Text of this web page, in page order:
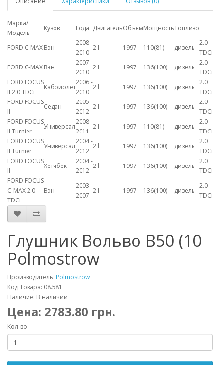
Марка/
Модель
Кузов Года ДвигательОбъемМощностьТопливо
FORD C-MAXВэн
2008 -
2010
2 l 1997 110(81) дизель
2.0
TDCi
FORD C-MAXВэн
2007 -
2010
2 l 1997 136(100) дизель
2.0
TDCi
FORD FOCUS
II 2.0 TDCi
Кабриолет
2006 -
2010
2 l 1997 136(100) дизель
2.0
TDCi
FORD FOCUS
II
Седан
2005 -
2012
2 l 1997 136(100) дизель
2.0
TDCi
FORD FOCUS
II Turnier
Универсал
2008 -
2011
2 l 1997 110(81) дизель
2.0
TDCi
FORD FOCUS
II Turnier
Универсал
2004 -
2012
2 l 1997 136(100) дизель
2.0
TDCi
FORD FOCUS
II
Хетчбек
2004 -
2012
2 l 1997 136(100) дизель
2.0
TDCi
FORD FOCUS
C-MAX 2.0
TDCi
Вэн
2003 -
2007
2 l 1997 136(100) дизель
2.0
TDCi
Глушник Вольво В50 (10
Polmostrow
Производитель: Polmostrow
Код Товара: 08.581
Наличие: В наличии
Цена: 2783.80 грн.
Кол-во